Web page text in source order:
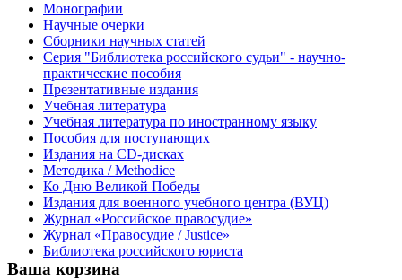
Монографии
Научные очерки
Сборники научных статей
Серия "Библиотека российского судьи" - научно-
практические пособия
Презентативные издания
Учебная литература
Учебная литература по иностранному языку
Пособия для поступающих
Издания на CD-дисках
Методика / Methodice
Ко Дню Великой Победы
Издания для военного учебного центра (ВУЦ)
Журнал «Российское правосудие»
Журнал «Правосудие / Justice»
Библиотека российского юриста
Ваша корзина